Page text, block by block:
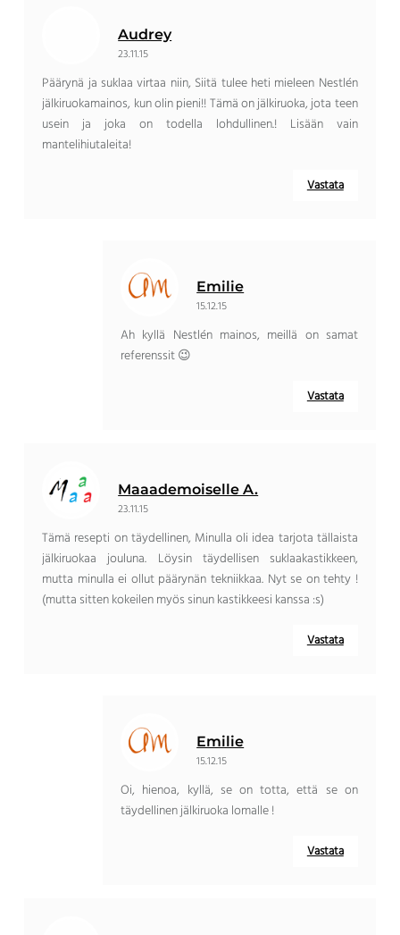
Audrey
23.11.15
Päärynä ja suklaa virtaa niin, Siitä tulee heti mieleen Nestlén
jälkiruokamainos, kun olin pieni!! Tämä on jälkiruoka, jota teen
usein ja joka on todella lohdullinen.! Lisään vain
mantelihiutaleita!
Vastata
Emilie
15.12.15
Ah kyllä ​​Nestlén mainos, meillä on samat
referenssit 😉
Vastata
Maaademoiselle A.
23.11.15
Tämä resepti on täydellinen, Minulla oli idea tarjota tällaista
jälkiruokaa jouluna. Löysin täydellisen suklaakastikkeen,
mutta minulla ei ollut päärynän tekniikkaa. Nyt se on tehty !
(mutta sitten kokeilen myös sinun kastikkeesi kanssa :s)
Vastata
Emilie
15.12.15
Oi, hienoa, kyllä, se on totta, että se on
täydellinen jälkiruoka lomalle !
Vastata